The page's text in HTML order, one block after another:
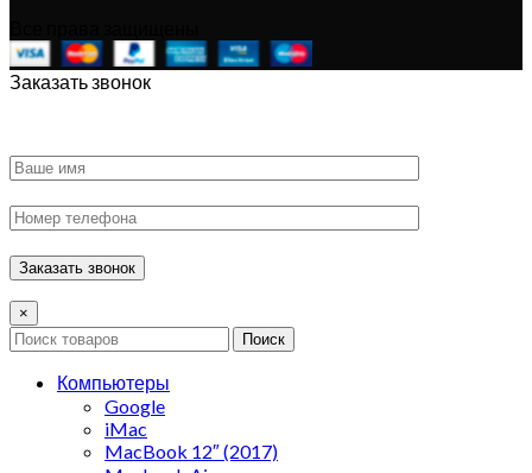
Заказать звонок
×
Поиск
Компьютеры
Google
iMac
MacBook 12″ (2017)